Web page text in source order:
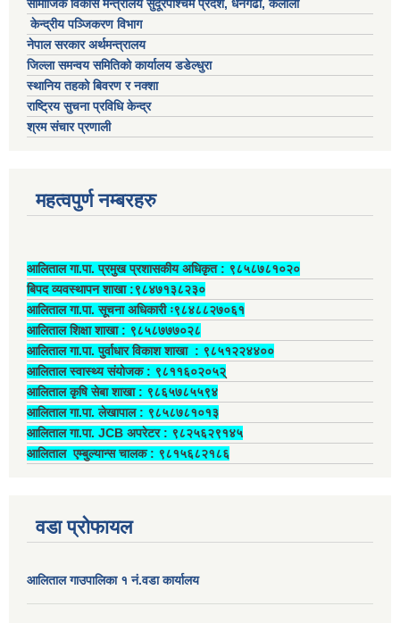
सामाजिक विकास मन्त्रालय सुदूरपश्चिम प्रदेश, धनगढी, कैलाली
केन्द्रीय पञ्जिकरण विभाग
नेपाल सरकार अर्थमन्त्रालय
जिल्ला समन्वय समितिको कार्यालय डडेल्धुरा
स्थानिय तहको बिवरण र नक्शा
राष्ट्रिय सुचना प्रविधि केन्द्र
श्रम संचार प्रणाली
महत्वपुर्ण नम्बरहरु
आलिताल गा.पा. प्रमुख प्रशासकीय अधिकृत ‍: ९८५८७८१०२०
बिपद व्यवस्थापन शाखा :९८४७१३८२३०
आलिताल गा.पा. सूचना अधिकारी ः९८४८८२७०६१
आलिताल शिक्षा शाखा : ९८५८७७७०२८
आलिताल गा.पा. पुर्वाधार विकाश शाखा ‍: ९८५१२२४४००
आलिताल स्वास्थ्य संयोजक ‍: ९८११६०२०५२्
आलिताल कृषि सेबा शाखा : ९८६५७८५५९४
आलिताल गा.पा. लेखापाल ‍: ९८५८७८१०१३
आलिताल गा.पा. JCB अपरेटर ‍: ९८२५६२९१४५
आलिताल एम्बुल्यान्स चालक ‍: ९८१५६८२१८६
वडा प्रोफायल
आलिताल गाउपालिका १ नं.वडा कार्यालय